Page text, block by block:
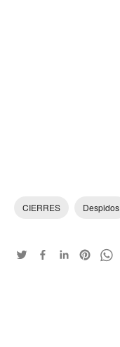
CIERRES Despidos